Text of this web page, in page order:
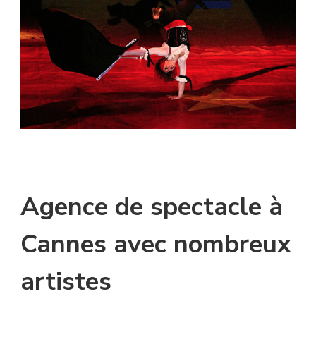
Agence de spectacle à
Cannes avec nombreux
artistes